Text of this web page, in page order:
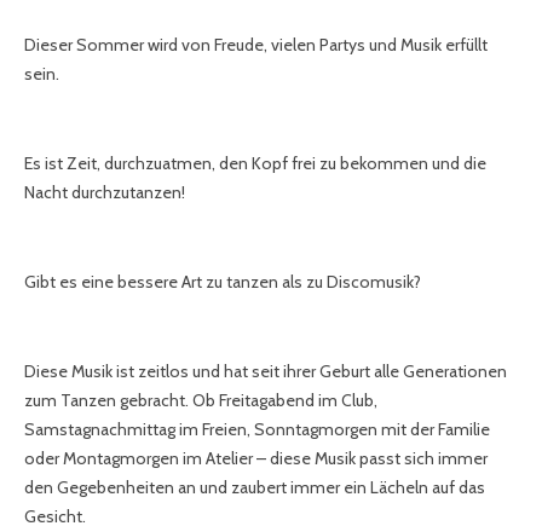
Dieser Sommer wird von Freude, vielen Partys und Musik erfüllt
sein.
Es ist Zeit, durchzuatmen, den Kopf frei zu bekommen und die
Nacht durchzutanzen!
Gibt es eine bessere Art zu tanzen als zu Discomusik?
Diese Musik ist zeitlos und hat seit ihrer Geburt alle Generationen
zum Tanzen gebracht. Ob Freitagabend im Club,
Samstagnachmittag im Freien, Sonntagmorgen mit der Familie
oder Montagmorgen im Atelier – diese Musik passt sich immer
den Gegebenheiten an und zaubert immer ein Lächeln auf das
Gesicht.